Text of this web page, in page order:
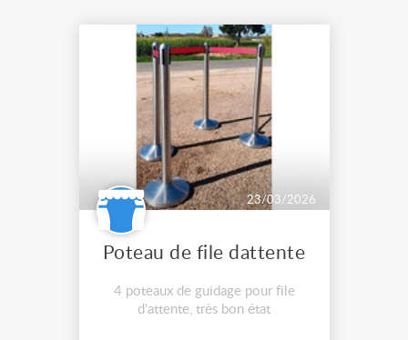
23/03/2026
Poteau de file dattente
4 poteaux de guidage pour file
d'attente, très bon état